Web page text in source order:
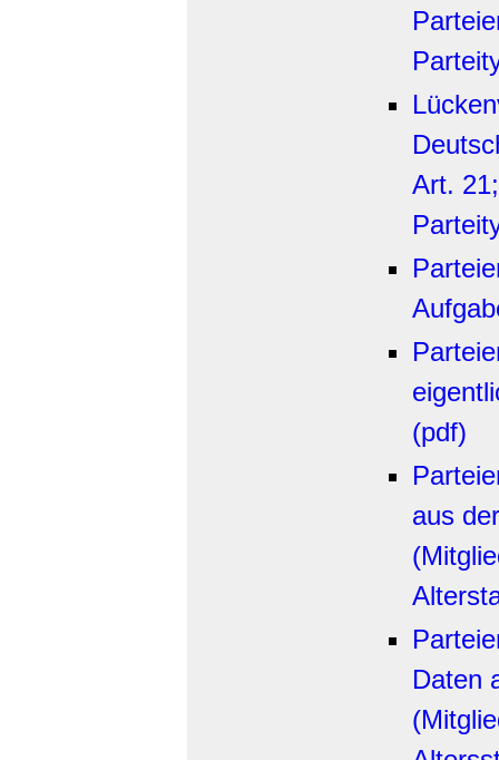
Art.
(pdf)
aus
Daten